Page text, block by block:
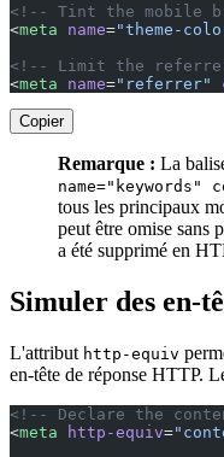
<!-- Tint the mobile
<meta name="theme-
<!-- Limit the
<meta name="referrer"
Copier
Remarque : La
name="keywords"
tous les principaux
peut être omise sans
a été supprimé en
Simuler des en-
L'attribut http-equiv
en-tête de réponse HTTP.
<!-- Declare the
<meta http-equiv=